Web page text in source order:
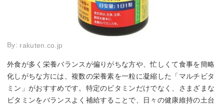
By: rakuten.co.jp
外食が多く栄養バランスが偏りがちな方や、忙しくて食事を簡略
化しがちな方には、複数の栄養素を一粒に凝縮した「マルチビタ
ミン」がおすすめです。特定のビタミンだけでなく、さまざまな
ビタミンをバランスよく補給することで、日々の健康維持の土台